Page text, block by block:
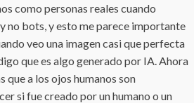
como personas reales cuando
no bots, y esto me parece importante
veo una imagen casi que perfecta
que es algo generado por IA. Ahora
que a los ojos humanos son
si fue creado por un humano o un